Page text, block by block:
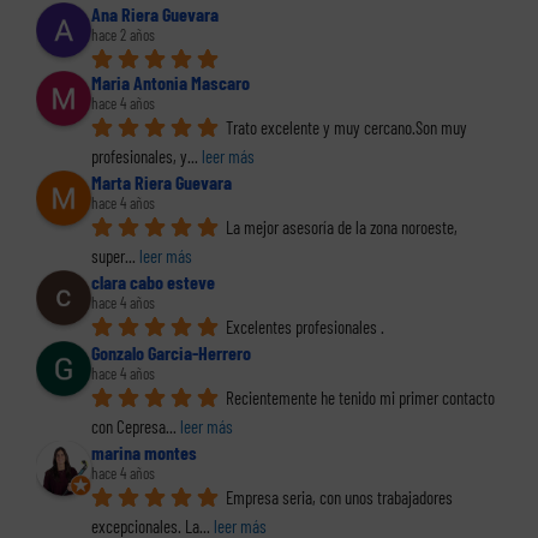
Ana Riera Guevara
hace 2 años
Maria Antonia Mascaro
hace 4 años
Trato excelente y muy cercano.Son muy
profesionales, y... leer más
Marta Riera Guevara
hace 4 años
La mejor asesoría de la zona noroeste,
super... leer más
clara cabo esteve
hace 4 años
Excelentes profesionales .
Gonzalo Garcia-Herrero
hace 4 años
Recientemente he tenido mi primer contacto
con Cepresa... leer más
marina montes
hace 4 años
Empresa seria, con unos trabajadores
excepcionales. La... leer más